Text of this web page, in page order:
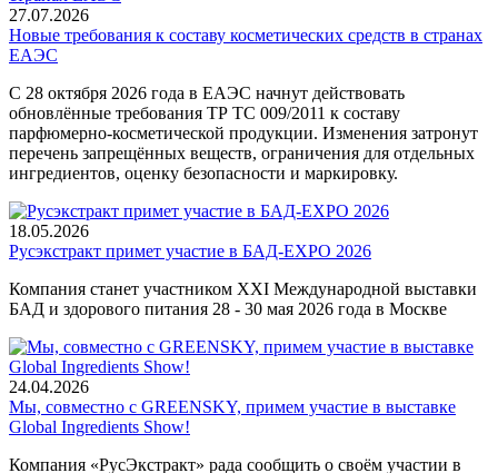
27.07.2026
Новые требования к составу косметических средств в странах
ЕАЭС
С 28 октября 2026 года в ЕАЭС начнут действовать
обновлённые требования ТР ТС 009/2011 к составу
парфюмерно-косметической продукции. Изменения затронут
перечень запрещённых веществ, ограничения для отдельных
ингредиентов, оценку безопасности и маркировку.
18.05.2026
Русэкстракт примет участие в БАД-EXPO 2026
Компания станет участником XXI Международной выставки
БАД и здорового питания 28 - 30 мая 2026 года в Москве
24.04.2026
Мы, совместно с GREENSKY, примем участие в выставке
Global Ingredients Show!
Компания «РусЭкстракт» рада сообщить о своём участии в